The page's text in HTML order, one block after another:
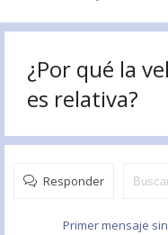
¿Por qué la
es relativa?
Responder
Primer mensaje